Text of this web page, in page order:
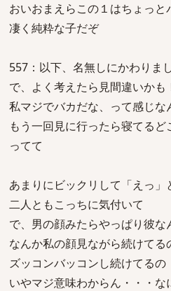
おいおまえらこの１はちょっと
凄く純粋な子だぞ
557：以下、名無しにかわりま
で、よく考えたら見間違いかも
私マジでバカだな、って感じ
もう一回見に行ったら寝てる
ってて
あまりにビックリして「えっ」
二人ともこっちに気付いて
で、男の顔みたらやっぱり彼な
なんか私の顔見ながら続けてる
ズッコンバッコンし続けてるの
いやマジ意味わからん・・・